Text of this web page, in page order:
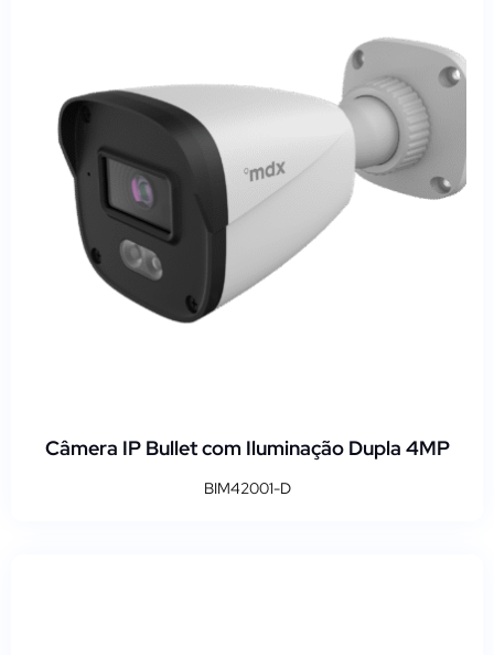
Câmera IP Bullet com Iluminação Dupla 4MP
BIM42001-D